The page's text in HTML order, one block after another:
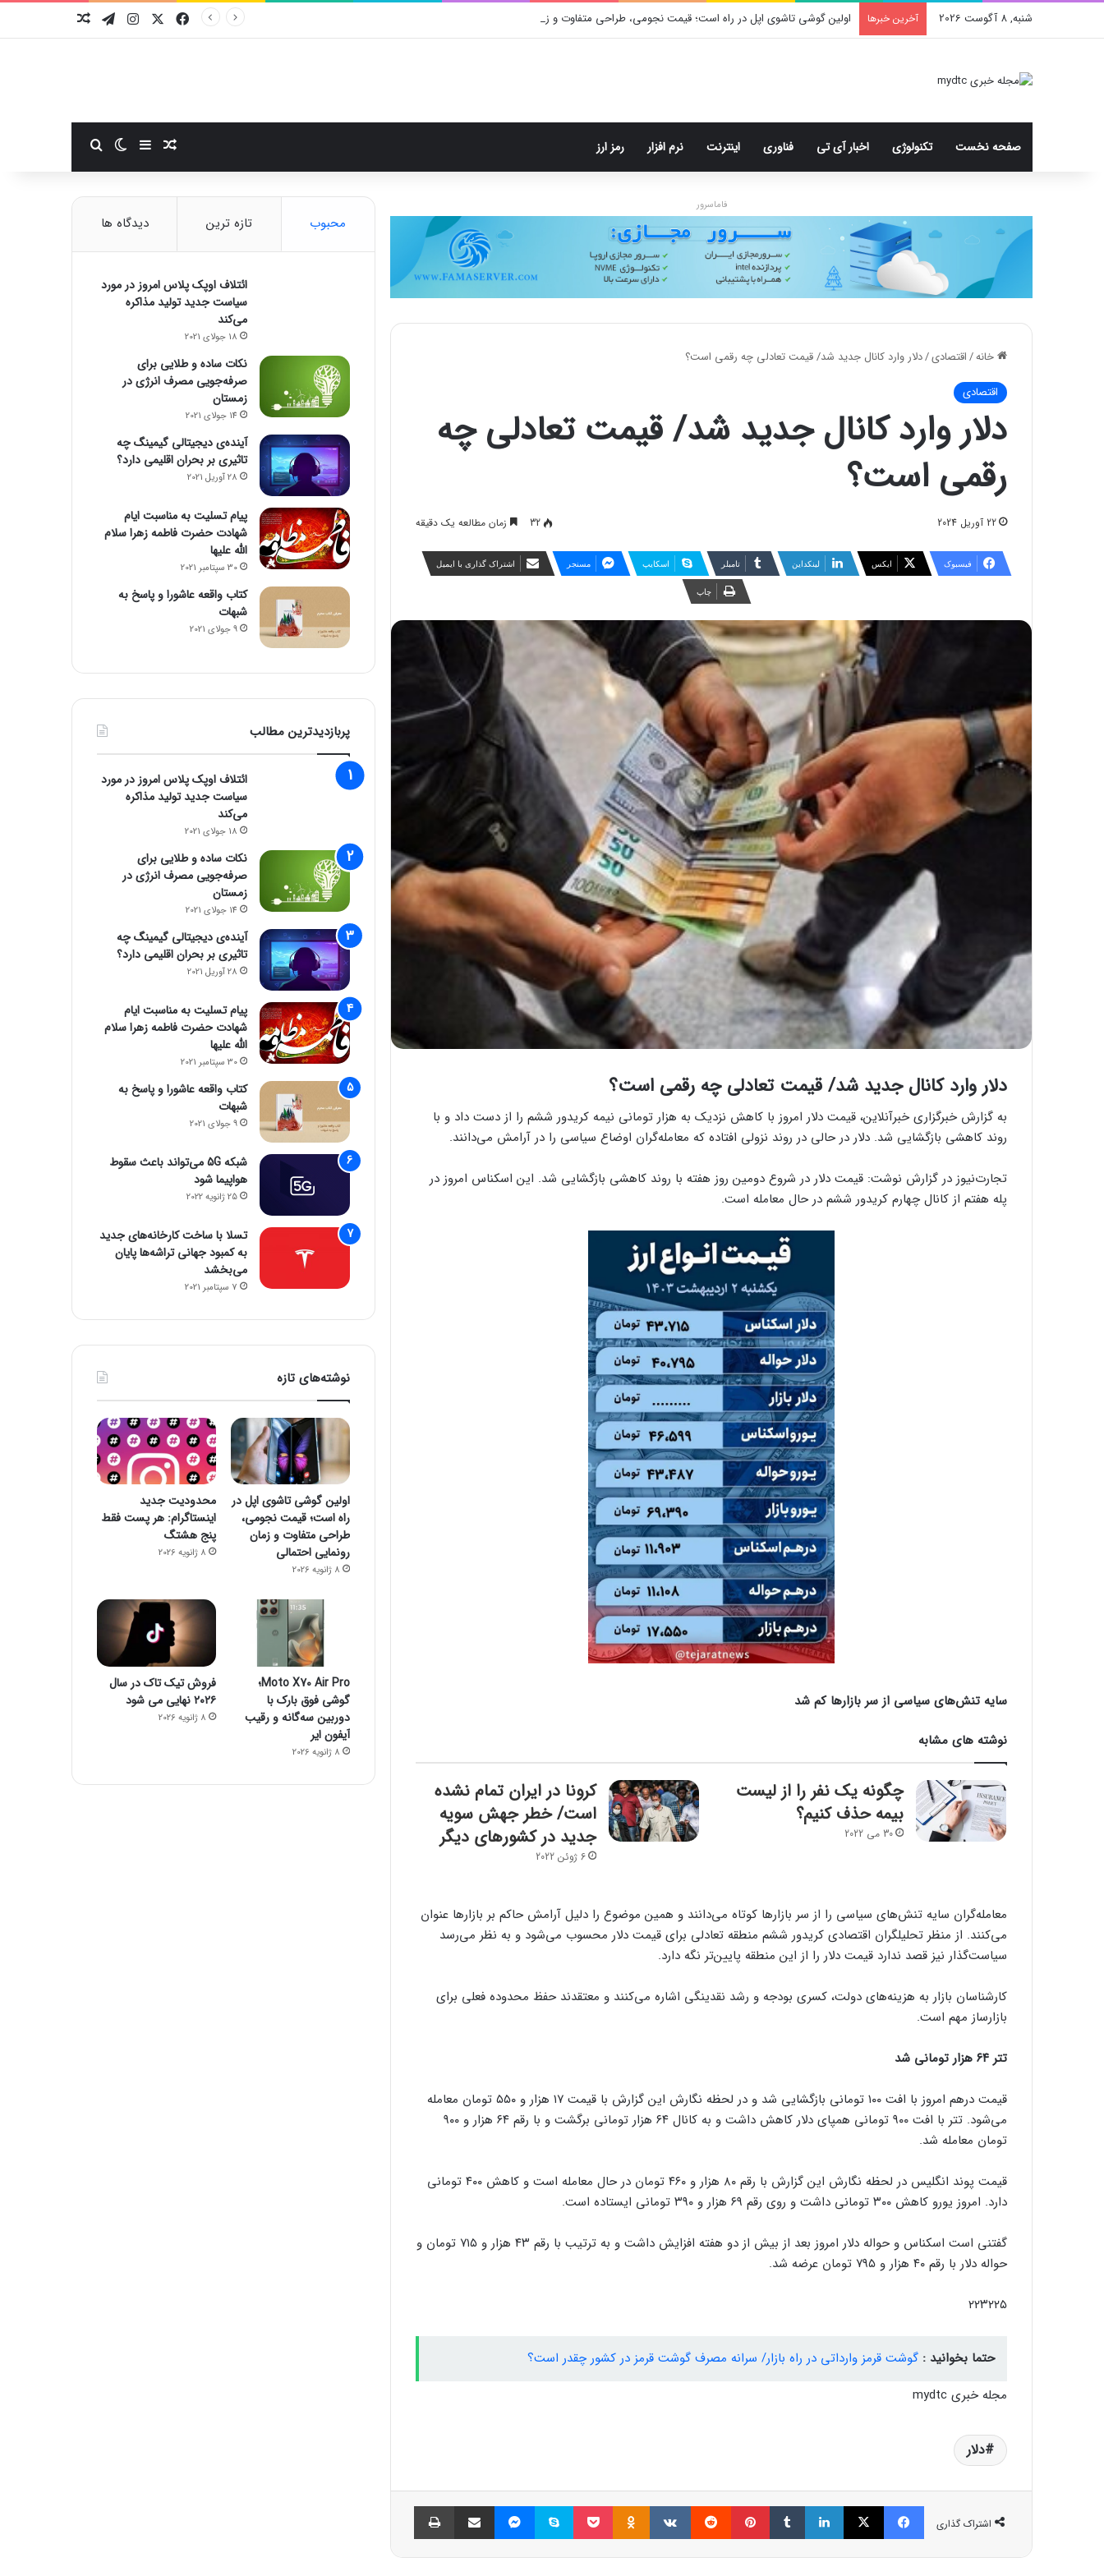
شنبه, 8 آگوست 2026 آخرین خبرها اولین گوشی تاشوی اپل در راه است؛ قیمت نجومی، طراحی متفاوت و زمان رونمایی احتمالی فیسبوکایکس اینستاگرام
تلگرام
صفحه نخست تکنولوژی اخبار آی تی فناوری اینترنت نرم افزار رمز ارز نوشته تصادفی
سایدبارتغییر پوسته
فاماسرور
خانه/اقتصادی/دلار وارد کانال جدید شد/ قیمت تعادلی چه رقمی است؟
اقتصادی
دلار وارد کانال جدید شد/ قیمت تعادلی چه
رقمی است؟
22 آوریل 2024 32 زمان مطالعه یک دقیقه
فیسبوک ایکس لینکداین تامبلر اسکایپ مسنجر اشتراک گذاری با ایمیل
چاپ
دلار وارد کانال جدید شد/ قیمت تعادلی چه رقمی است؟
به گزارش خبرگزاری خبرآنلاین، قیمت دلار امروز با کاهش نزدیک به هزار تومانی نیمه کریدور ششم را از دست داد و با
روند کاهشی بازگشایی شد. دلار در حالی در روند نزولی افتاده که معامله‌گران اوضاع سیاسی را در آرامش می‌دانند.
تجارت‌نیوز در گزارش نوشت: قیمت دلار در شروع دومین روز هفته با روند کاهشی بازگشایی شد. این اسکناس امروز در
پله هفتم از کانال چهارم کریدور ششم در حال معامله است.
سایه تنش‌های سیاسی از سر بازارها کم شد
نوشته های مشابه
چگونه یک نفر را از لیست
بیمه حذف کنیم؟
30 می 2022
کرونا در ایران تمام نشده
است/ خطر جهش سویه
جدید در کشورهای دیگر
6 ژوئن 2022
معامله‌گران سایه تنش‌های سیاسی را از سر بازارها کوتاه می‌دانند و همین موضوع را دلیل آرامش حاکم بر بازارها عنوان
می‌کنند. از منظر تحلیلگران اقتصادی کریدور ششم منطقه تعادلی برای قیمت دلار محسوب می‌شود و به نظر می‌رسد
سیاست‌گذار نیز قصد ندارد قیمت دلار را از این منطقه پایین‌تر نگه دارد.
کارشناسان بازار به هزینه‌های دولت، کسری بودجه و رشد نقدینگی اشاره می‌کنند و معتقدند حفظ محدوده فعلی برای
بازارساز مهم است.
تتر ۶۴ هزار تومانی شد
قیمت درهم امروز با افت ۱۰۰ تومانی بازگشایی شد و در لحظه نگارش این گزارش با قیمت ۱۷ هزار و ۵۵۰ تومان معامله
می‌شود. تتر با افت ۹۰۰ تومانی همپای دلار کاهش داشت و به کانال ۶۴ هزار تومانی برگشت و با رقم ۶۴ هزار و ۹۰۰
تومان معامله شد.
قیمت پوند انگلیس در لحظه نگارش این گزارش با رقم ۸۰ هزار و ۴۶۰ تومان در حال معامله است و کاهش ۴۰۰ تومانی
دارد. امروز یورو کاهش ۳۰۰ تومانی داشت و روی رقم ۶۹ هزار و ۳۹۰ تومانی ایستاده است.
گفتنی است اسکناس و حواله دلار امروز بعد از بیش از دو هفته افزایش داشت و به ترتیب با رقم ۴۳ هزار و ۷۱۵ تومان و
حواله دلار با رقم ۴۰ هزار و ۷۹۵ تومان عرضه شد.
۲۲۳۲۲۵
حتما بخوانید : گوشت قرمز وارداتی در راه بازار/ سرانه مصرف گوشت قرمز در کشور چقدر است؟
مجله خبری mydtc
دلار
اشتراک گذاری
فیسبوک ایکس لینکداین تامبلر پینتریست Reddit
VKontakte
Odnoklassniki پاکت اسکایپ مسنجر اشتراک گذاری با ایمیل
محبوب تازه ترین دیدگاه ها
ائتلاف اوپک پلاس امروز در مورد
سیاست جدید تولید مذاکره
می‌کند
18 جولای 2021
نکات ساده و طلایی برای
صرفه‌جویی مصرف انرژی در
زمستان
14 جولای 2021
آینده‌ی دیجیتالی گیمینگ چه
تاثیری بر بحران اقلیمی دارد؟
28 آوریل 2021
پیام تسلیت به مناسبت ایام
شهادت حضرت فاطمه زهرا سلام
الله علیها
30 سپتامبر 2021
کتاب واقعه عاشورا و پاسخ به
شبهات
9 جولای 2021
پربازدیدترین مطالب
ائتلاف اوپک پلاس امروز در مورد
سیاست جدید تولید مذاکره
می‌کند
18 جولای 2021
نکات ساده و طلایی برای
صرفه‌جویی مصرف انرژی در
زمستان
14 جولای 2021
آینده‌ی دیجیتالی گیمینگ چه
تاثیری بر بحران اقلیمی دارد؟
28 آوریل 2021
پیام تسلیت به مناسبت ایام
شهادت حضرت فاطمه زهرا سلام
الله علیها
30 سپتامبر 2021
کتاب واقعه عاشورا و پاسخ به
شبهات
9 جولای 2021
شبکه 5G می‌تواند باعث سقوط
هواپیما شود
25 ژانویه 2022
تسلا با ساخت کارخانه‌های جدید
به کمبود جهانی تراشه‌ها پایان
می‌بخشد
7 سپتامبر 2021
نوشته‌های تازه
اولین گوشی تاشوی اپل در
راه است؛ قیمت نجومی،
طراحی متفاوت و زمان
رونمایی احتمالی
8 ژانویه 2026
محدودیت جدید
اینستاگرام: هر پست فقط
پنج هشتگ
8 ژانویه 2026
Moto X70 Air Pro؛
گوشی فوق بارک با
دوربین سه‌گانه و رقیب
آیفون ایر
8 ژانویه 2026
فروش تیک تاک در سال
۲۰۲۶ نهایی می شود
8 ژانویه 2026